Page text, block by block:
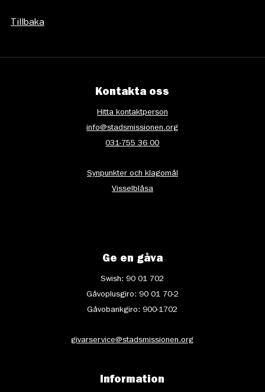
Tillbaka
Kontakta oss
Hitta kontaktperson
info@stadsmissionen.org
031-755 36 00
Synpunkter och klagomål
Visselblåsa
Ge en gåva
Swish: 90 01 702
Gåvoplusgiro: 90 01 70-2
Gåvobankgiro: 900-1702
givarservice@stadsmissionen.org
Information